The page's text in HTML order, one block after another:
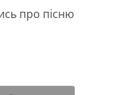
про пісню